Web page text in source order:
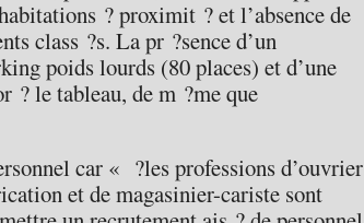
? proximit ? et l’absence de
class ?s. La pr ?sence d’un
poids lourds (80 places) et d’une
? le tableau, de m ?me que
car « ?les professions d’ouvrier
et de magasinier-cariste sont